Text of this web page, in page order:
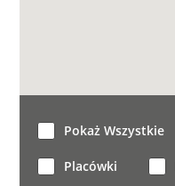
Pokaż Wszystkie
Placówki